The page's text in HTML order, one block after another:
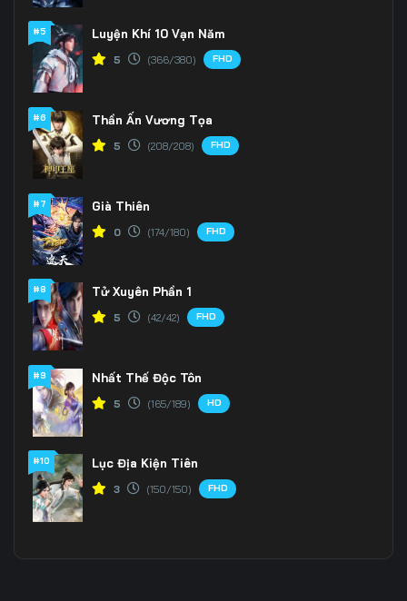
#5 Luyện Khí 10 Vạn Năm
5 (366/380) FHD
#6 Thần Ấn Vương Tọa
5 (208/208) FHD
#7 Già Thiên
0 (174/180) FHD
#8 Tử Xuyên Phần 1
5 (42/42) FHD
#9 Nhất Thế Độc Tôn
5 (165/189) HD
#10 Lục Địa Kiện Tiên
3 (150/150) FHD